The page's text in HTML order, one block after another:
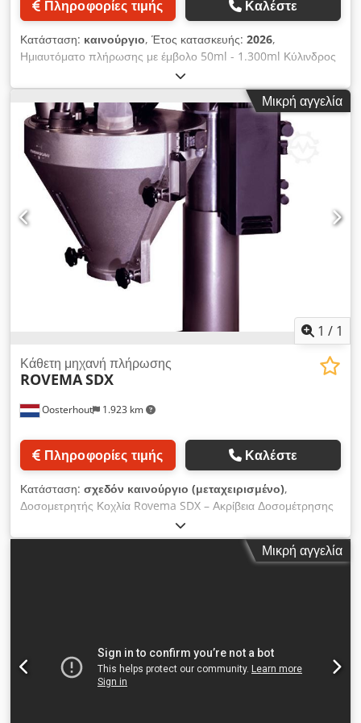
up to 99.8% - Part size range: 1 mm to 25 mm - Speed: Up
to 200 objects per second Dedpjx A Ekkefx Apisck - Industry
4.0 compatibility - GMP-compliant design - Easy handling
of difficult objects - Automatic learning of all object types -
One-time setup / no calibration required - Unlimited
programs and products - Jam gate to increase counting
efficiency - Eject mechanism for automatically removing
overfills - Touch panel, PC-based HMI with intuitive
graphical user interface - Remote control for remote
maintenance - Supports TCP/IP protocol
Πληροφορίες τιμής Καλέστε
Κατάσταση: καινούργιο, Έτος κατασκευής: 2026,
Ημιαυτόματο πλήρωσης με έμβολο 50ml - 1.300ml Κύλινδρος
από ανοξείδωτο χάλυβα Djdpfx Aoib A Ipopieck Επιτραπέζια
μονάδα Πνευματική/ογκομετρικά ελεγχόμενη μονάδα
δοσομέτρησης Ειδική βαλβίδα 3 κατευθύνσεων για
παχύρρευστα ή χονδροειδή προϊόντα Έως 600 τεμάχια/ώρα
ανάλογα με το προϊόν, την ποσότητα πλήρωσης και τον
χειριστή Ποσότητες πλήρωσης: 0 -38 ml, 2 - 100 ml, 20 - 680
ml, 50 - 1.300 ml
Μικρή αγγελία
1 / 1
Oosterhout 1.923 km
Κάθετη μηχανή πλήρωσης
ROVEMASDX
Πληροφορίες τιμής Καλέστε
Κατάσταση: σχεδόν καινούργιο (μεταχειρισμένο),
Δοσομετρητής Κοχλία Rovema SDX – Ακρίβεια Δοσομέτρησης
για Σκόνες και Λεπτόκοκκα Προϊόντα Ο δοσομετρητής κοχλία
Rovema SDX έχει σχεδιαστεί για να διαχειρίζεται σχεδόν κάθε
σκόνη και λεπτόκοκκο προϊόν, συμπεριλαμβανομένου
αισθητήρα στάθμης πλήρωσης και περιστρεφόμενο κοχλία,
επιτρέποντας εύκολο καθαρισμό και γρήγορες αλλαγές
εργαλείων, καθιστώντας το ιδανικό για περιβάλλοντα
Μικρή αγγελία